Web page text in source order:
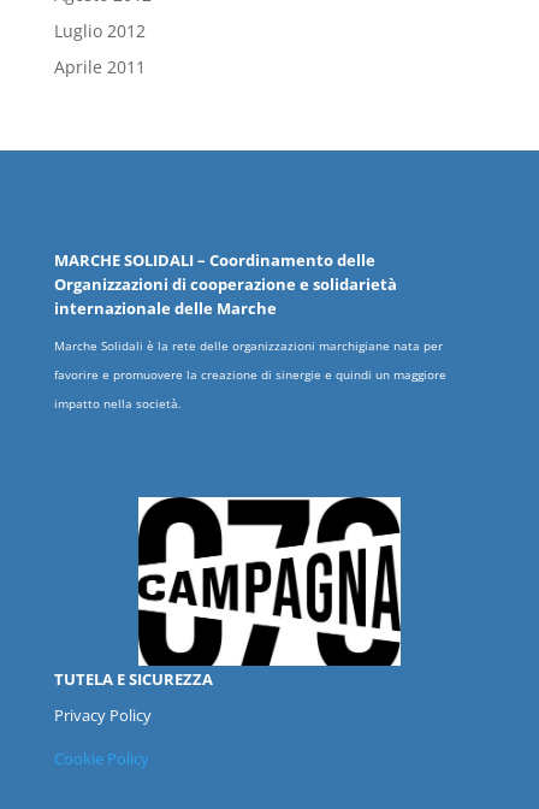
Luglio 2012
Aprile 2011
MARCHESOLIDALI– Coordinamento delle
Organizzazioni di cooperazione e solidarietà
internazionale delle Marche
Marche Solidali è la rete delle organizzazioni marchigiane nata per
favorire e promuovere la creazione di sinergie e quindi un maggiore
impatto nella società.
TUTELA E SICUREZZA
Privacy Policy
Cookie Policy